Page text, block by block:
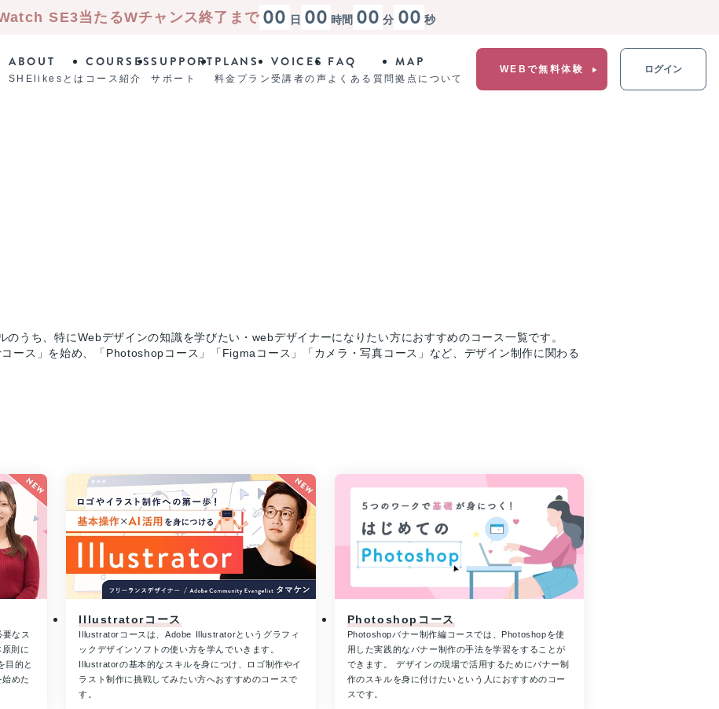
SE3当たるWチャンス終了まで 00 日 00 時間 00 分 00 秒
ABOUT
SHElikesとは
COURSES
コース紹介
SUPPORT
サポート
PLANS
料金プラン
VOICES
受講者の声
FAQ
よくある質問
MAP
拠点について
WEBで無料体験 ログイン
うち、特にWebデザインの知識を学びたい・webデザイナーになりたい方におすすめのコース一覧です。
ース」を始め、「Photoshopコース」「Figmaコース」「カメラ・写真コース」など、デザイン制作に関わる
なス
則に
目的と
めた
Illustratorコース
Illustratorコースは、Adobe Illustratorというグラフィ
ックデザインソフトの使い方を学んでいきます。
Illustratorの基本的なスキルを身につけ、ロゴ制作やイ
ラスト制作に挑戦してみたい方へおすすめのコースで
す。
Photoshopコース
Photoshopバナー制作編コースでは、Photoshopを使
用した実践的なバナー制作の手法を学習をすることが
できます。 デザインの現場で活用するためにバナー制
作のスキルを身に付けたいという人におすすめのコー
スです。